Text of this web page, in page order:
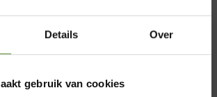
Details Over
gebruik van cookies